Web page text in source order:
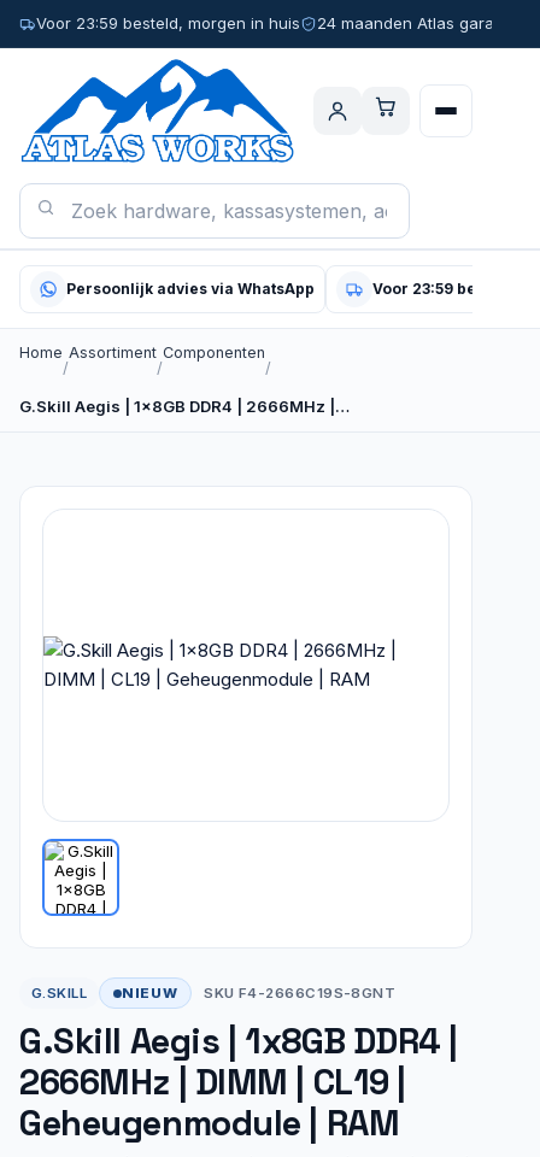
Voor 23:59 besteld, morgen in huis 24 maanden Atlas garantie
Persoonlijk advies via WhatsApp Voor 23:59 besteld,
Home
/
Assortiment
/
Componenten
/
G.Skill Aegis | 1x8GB DDR4 | 2666MHz |…
G.SKILL NIEUW SKU F4-2666C19S-8GNT
G.Skill Aegis | 1x8GB DDR4 |
2666MHz | DIMM | CL19 |
Geheugenmodule | RAM